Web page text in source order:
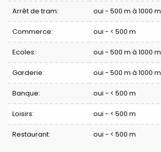
Arrêt de tram: oui - 500 m à 1000 m
Commerce: oui - < 500 m
Ecoles: oui - 500 m à 1000 m
Garderie: oui - 500 m à 1000 m
Banque: oui - < 500 m
Loisirs: oui - < 500 m
Restaurant: oui - < 500 m